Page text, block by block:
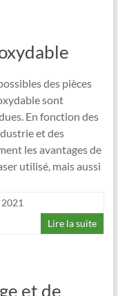
des pièces
sont
En fonction des
et des
les avantages de
utilisé, mais aussi
Lire la suite
et de